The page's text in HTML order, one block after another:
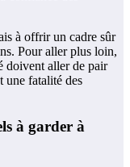
à offrir un cadre sûr
Pour aller plus loin,
doivent aller de pair
une fatalité des
à garder à